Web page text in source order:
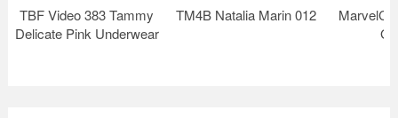
TBF Video 383 Tammy
Delicate Pink Underwear
TM4B Natalia Marin 012